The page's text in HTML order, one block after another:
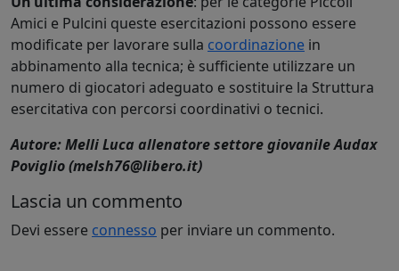
Amici e Pulcini queste esercitazioni possono essere
modificate per lavorare sulla coordinazione in
abbinamento alla tecnica; è sufficiente utilizzare un
numero di giocatori adeguato e sostituire la Struttura
esercitativa con percorsi coordinativi o tecnici.
Autore: Melli Luca allenatore settore giovanile Audax
Poviglio (melsh76@libero.it)
Lascia un commento
Devi essere connesso per inviare un commento.